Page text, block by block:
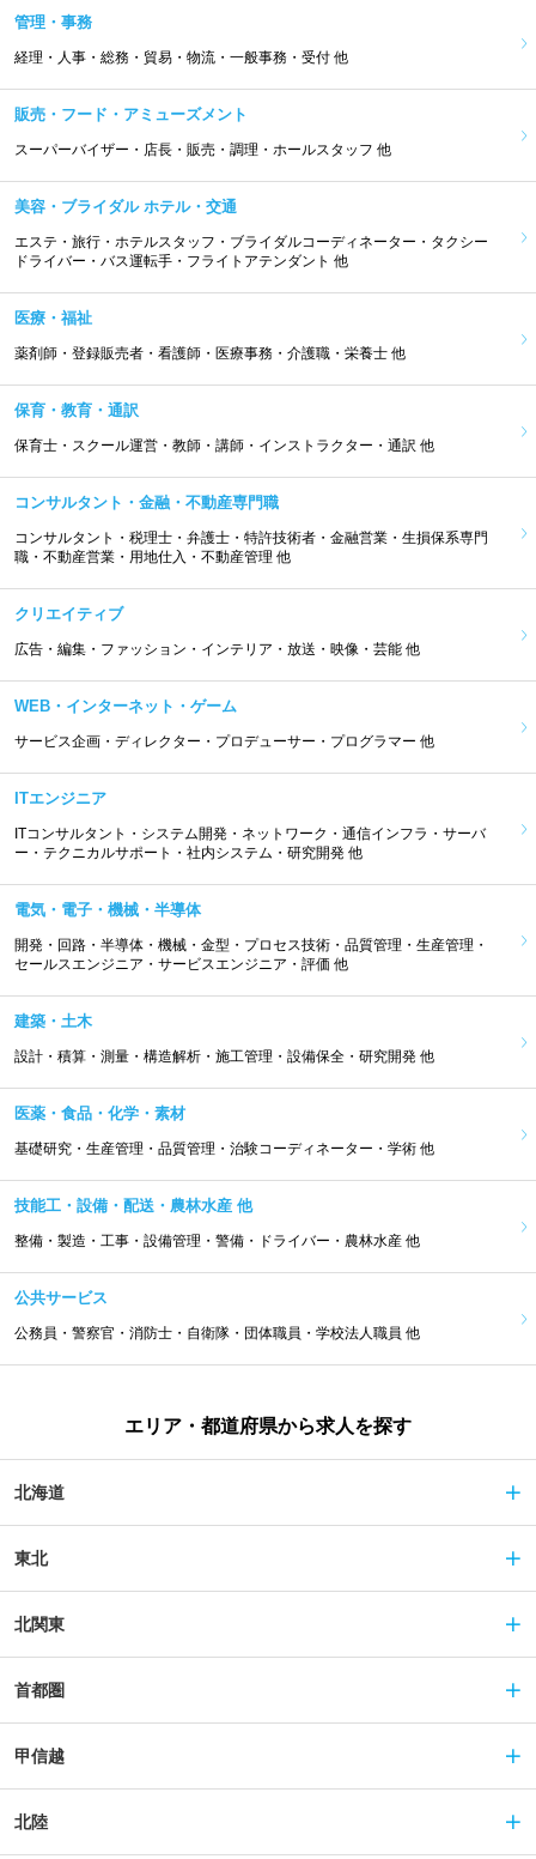
管理・事務
経理・人事・総務・貿易・物流・一般事務・受付 他
販売・フード・アミューズメント
スーパーバイザー・店長・販売・調理・ホールスタッフ 他
美容・ブライダル ホテル・交通
エステ・旅行・ホテルスタッフ・ブライダルコーディネーター・タクシー
ドライバー・バス運転手・フライトアテンダント 他
医療・福祉
薬剤師・登録販売者・看護師・医療事務・介護職・栄養士 他
保育・教育・通訳
保育士・スクール運営・教師・講師・インストラクター・通訳 他
コンサルタント・金融・不動産専門職
コンサルタント・税理士・弁護士・特許技術者・金融営業・生損保系専門
職・不動産営業・用地仕入・不動産管理 他
クリエイティブ
広告・編集・ファッション・インテリア・放送・映像・芸能 他
WEB・インターネット・ゲーム
サービス企画・ディレクター・プロデューサー・プログラマー 他
ITエンジニア
ITコンサルタント・システム開発・ネットワーク・通信インフラ・サーバ
ー・テクニカルサポート・社内システム・研究開発 他
電気・電子・機械・半導体
開発・回路・半導体・機械・金型・プロセス技術・品質管理・生産管理・
セールスエンジニア・サービスエンジニア・評価 他
建築・土木
設計・積算・測量・構造解析・施工管理・設備保全・研究開発 他
医薬・食品・化学・素材
基礎研究・生産管理・品質管理・治験コーディネーター・学術 他
技能工・設備・配送・農林水産 他
整備・製造・工事・設備管理・警備・ドライバー・農林水産 他
公共サービス
公務員・警察官・消防士・自衛隊・団体職員・学校法人職員 他
エリア・都道府県から求人を探す
北海道
東北
北関東
首都圏
甲信越
北陸